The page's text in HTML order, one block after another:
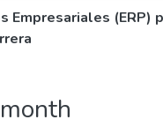
Empresariales